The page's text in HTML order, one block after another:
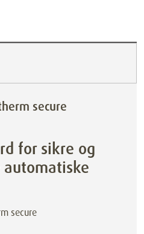
secure
for sikre og